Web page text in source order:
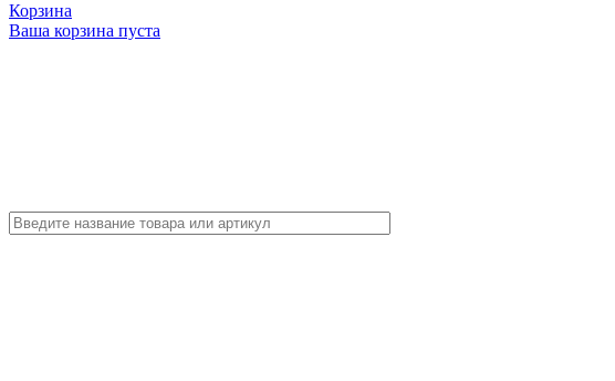
Корзина
Ваша корзина пуста